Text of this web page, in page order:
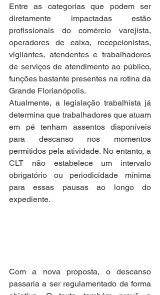
Entre as categorias que podem ser
diretamente impactadas estão
profissionais do comércio varejista,
operadores de caixa, recepcionistas,
vigilantes, atendentes e trabalhadores
de serviços de atendimento ao público,
funções bastante presentes na rotina da
Grande Florianópolis.
Atualmente, a legislação trabalhista já
determina que trabalhadores que atuam
em pé tenham assentos disponíveis
para descanso nos momentos
permitidos pela atividade. No entanto, a
CLT não estabelece um intervalo
obrigatório ou periodicidade mínima
para essas pausas ao longo do
expediente.
Com a nova proposta, o descanso
passaria a ser regulamentado de forma